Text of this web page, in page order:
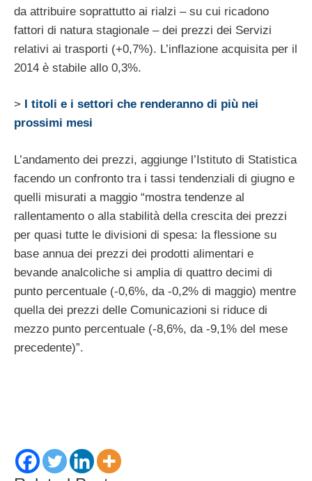
da attribuire soprattutto ai rialzi – su cui ricadono
fattori di natura stagionale – dei prezzi dei Servizi
relativi ai trasporti (+0,7%). L’inflazione acquisita per il
2014 è stabile allo 0,3%.
>
I titoli e i settori che renderanno di più nei
prossimi mesi
L’andamento dei prezzi, aggiunge l’Istituto di Statistica
facendo un confronto tra i tassi tendenziali di giugno e
quelli misurati a maggio “mostra tendenze al
rallentamento o alla stabilità della crescita dei prezzi
per quasi tutte le divisioni di spesa: la flessione su
base annua dei prezzi dei prodotti alimentari e
bevande analcoliche si amplia di quattro decimi di
punto percentuale (-0,6%, da -0,2% di maggio) mentre
quella dei prezzi delle Comunicazioni si riduce di
mezzo punto percentuale (-8,6%, da -9,1% del mese
precedente)”.